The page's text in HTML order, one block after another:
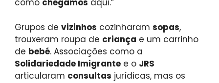
como chegámos aqui.”
Grupos de vizinhos cozinharam sopas,
trouxeram roupa de criança e um carrinho
de bebé. Associações como a
Solidariedade Imigrante e o JRS
articularam consultas jurídicas, mas os